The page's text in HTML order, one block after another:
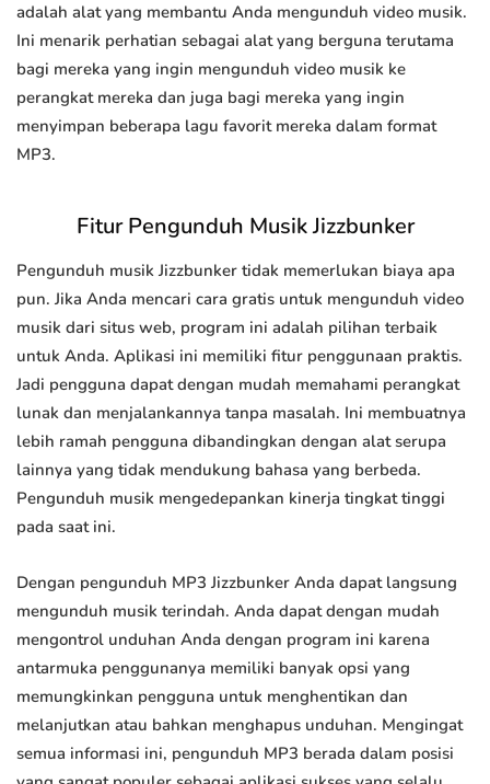
adalah alat yang membantu Anda mengunduh video musik.
Ini menarik perhatian sebagai alat yang berguna terutama
bagi mereka yang ingin mengunduh video musik ke
perangkat mereka dan juga bagi mereka yang ingin
menyimpan beberapa lagu favorit mereka dalam format
MP3.
Fitur Pengunduh Musik Jizzbunker
Pengunduh musik Jizzbunker tidak memerlukan biaya apa
pun. Jika Anda mencari cara gratis untuk mengunduh video
musik dari situs web, program ini adalah pilihan terbaik
untuk Anda. Aplikasi ini memiliki fitur penggunaan praktis.
Jadi pengguna dapat dengan mudah memahami perangkat
lunak dan menjalankannya tanpa masalah. Ini membuatnya
lebih ramah pengguna dibandingkan dengan alat serupa
lainnya yang tidak mendukung bahasa yang berbeda.
Pengunduh musik mengedepankan kinerja tingkat tinggi
pada saat ini.
Dengan pengunduh MP3 Jizzbunker Anda dapat langsung
mengunduh musik terindah. Anda dapat dengan mudah
mengontrol unduhan Anda dengan program ini karena
antarmuka penggunanya memiliki banyak opsi yang
memungkinkan pengguna untuk menghentikan dan
melanjutkan atau bahkan menghapus unduhan. Mengingat
semua informasi ini, pengunduh MP3 berada dalam posisi